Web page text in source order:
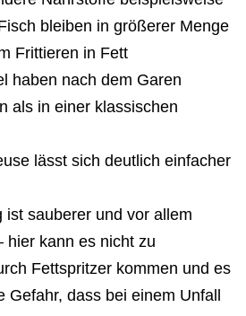
bleiben in größerer Menge
Frittieren in Fett
haben nach dem Garen
als in einer klassischen
lässt sich deutlich einfacher
ist sauberer und vor allem
hier kann es nicht zu
Fettspritzer kommen und es
Gefahr, dass bei einem Unfall